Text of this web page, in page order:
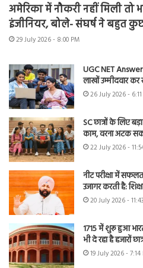
अमेरिका में नौकरी नहीं मिली तो
इंजीनियर, बोले- संघर्ष ने बहुत
29 July 2026 - 8:00 PM
UGC NET
लाखों उम्मीदवार कर
26 July 2026 -
SC छात्रों के लिए
काम, वरना अटक
22 July 2026 -
नीट परीक्षा में
उजागर करती है:
20 July 2026 -
1715 में शुरू हुआ
भी दे रहा है हजारों
19 July 2026 - 7:14